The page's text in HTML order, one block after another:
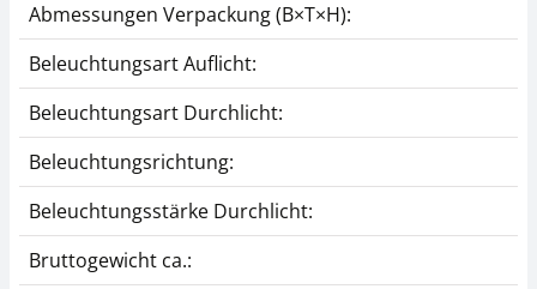
Abmessungen Verpackung (B×T×H):
Beleuchtungsart Auflicht:
Beleuchtungsart Durchlicht:
Beleuchtungsrichtung:
Beleuchtungsstärke Durchlicht:
Bruttogewicht ca.: